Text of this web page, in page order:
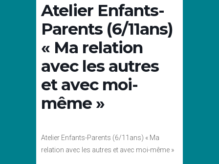
Atelier Enfants-
Parents (6/11ans)
« Ma relation
avec les autres
et avec moi-
même »
Atelier Enfants-Parents (6/11ans) « Ma
relation avec les autres et avec moi-même »